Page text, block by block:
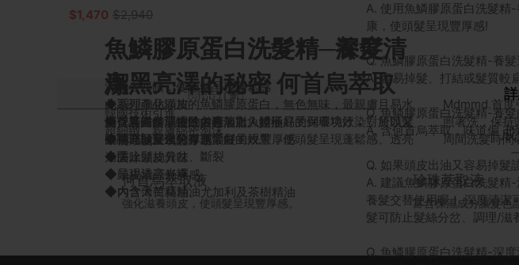
$1,470 $2,940
商品介紹
為什麼到高級髮廊洗頭，美髮師一定會問你需不需要加100
元升級為「精油洗髮」？
精油是高濃度提煉而成用於美髮及美體的保養效果極佳，但
相對的成本也相當高
此系列產品添加的魚鱗膠原蛋白，無色無味，最親膚且易水
解，具備保濕特性。再加上魚鱗不易受到環境汙染，所以又
被稱為極安全的膠原蛋白！
韓國技術引進
超細緻。親膚綿密泡沫
烏黑亮澤的秘密 何首烏萃取
何首烏在本草綱目內有著對人體極好的保養功效，對於頭髮
的調理以及強化有非常好的效果，使頭髮呈現蓬鬆感、透亮
光澤。
魚鱗膠原蛋白洗髮精─深度清
潔
消費者回饋，去除多餘油脂、控油
◆使頭髮呈現豐厚感
◆去除頭皮異味
◆頭皮清涼舒爽感
◆內含薄荷精油、尤加利及茶樹精油
魚鱗膠原蛋白洗髮精─養髮
消費者回饋，使頭髮呈現蓬鬆感
◆調理強化頭皮
◆保護維持頭皮的健康
◆補充頭髮水分，使頭髮呈現豐厚感
◆防止髮絲分岔、斷裂
◆呈現透亮光澤
◆內含天竺葵精油
Mdmmd.首度
照著洗，保持
周間洗髮時間
A. 使用魚鱗膠原蛋白洗髮精
康，使頭髮呈現豐厚感!
Q. 魚鱗膠原蛋白洗髮精-養
A. 容易掉髮、打結或髮質較
Q. 魚鱗膠原蛋白洗髮精-養髮
A. 含何首烏萃取，味道偏【
Q. 如果頭皮出油又容易掉髮
A. 建議魚鱗膠原蛋白洗髮精
養髮交替使用喔！ 深度清潔
髮可防止髮絲分岔、調理/滋
Q. 魚鱗膠原蛋白洗髮精-深
何首烏萃取液
強化滋養頭皮，使頭髮呈現豐厚感。
珍珠萃取液
富含保濕成分讓髮色晶